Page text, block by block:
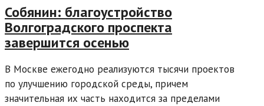
Собянин: благоустройство
Волгоградского проспекта
завершится осенью
В Москве ежегодно реализуются тысячи проектов
по улучшению городской среды, причем
значительная их часть находится за пределами